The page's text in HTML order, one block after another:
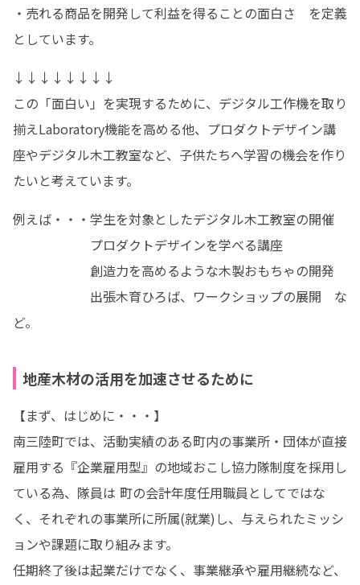
・売れる商品を開発して利益を得ることの面白さ　を定義
としています。
↓↓↓↓↓↓↓↓
この「面白い」を実現するために、デジタル工作機を取り
揃えLaboratory機能を高める他、プロダクトデザイン講
座やデジタル木工教室など、子供たちへ学習の機会を作り
たいと考えています。
例えば・・・学生を対象としたデジタル木工教室の開催
プロダクトデザインを学べる講座
創造力を高めるような木製おもちゃの開発
出張木育ひろば、ワークショップの展開　な
ど。
地産木材の活用を加速させるために
【まず、はじめに・・・】
南三陸町では、活動実績のある町内の事業所・団体が直接
雇用する『企業雇用型』の地域おこし協力隊制度を採用し
ている為、隊員は 町の会計年度任用職員としてではな
く、それぞれの事業所に所属(就業)し、与えられたミッシ
ョンや課題に取り組みます。
任期終了後は起業だけでなく、事業継承や雇用継続など、